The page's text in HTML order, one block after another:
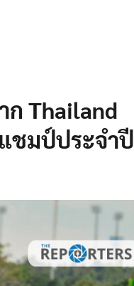
ก Thailand
ชมป์ประจำปี